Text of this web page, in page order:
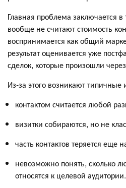
Главная проблема заключается
вообще не считают стоимость
воспринимается как общий
результат оценивается уже
сделок, которые произошли
Из-за этого возникают типичные
контактом считается любой
визитки собираются, но не
часть контактов теряется еще
невозможно понять, сколько
относятся к целевой аудитории.